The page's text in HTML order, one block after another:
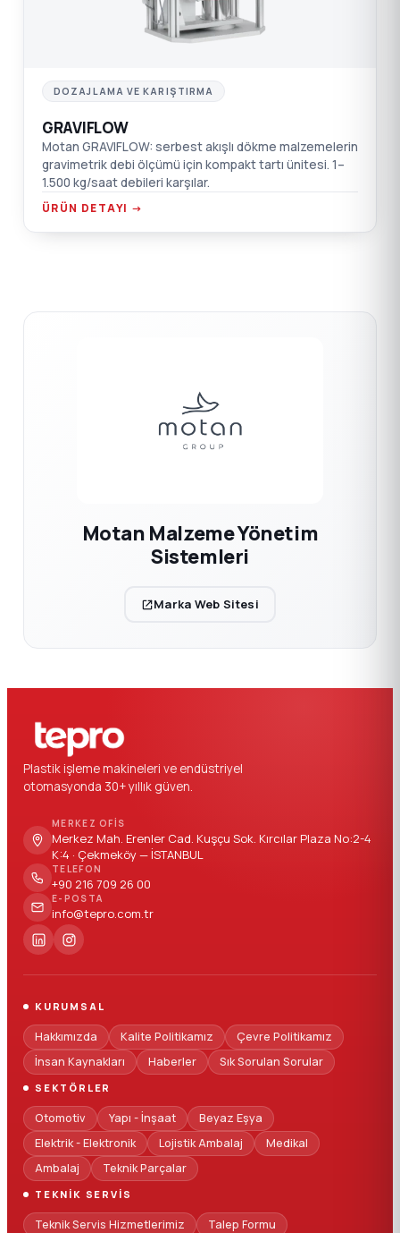
DOZAJLAMA VE KARIŞTIRMA
GRAVIFLOW
Motan GRAVIFLOW: serbest akışlı dökme malzemelerin
gravimetrik debi ölçümü için kompakt tartı ünitesi. 1–
1.500 kg/saat debileri karşılar.
ÜRÜN DETAYI →
Motan Malzeme Yönetim
Sistemleri
Marka Web Sitesi
Plastik işleme makineleri ve endüstriyel
otomasyonda 30+ yıllık güven.
MERKEZ OFIS
Merkez Mah. Erenler Cad. Kuşçu Sok. Kırcılar Plaza No:2-4
K:4 · Çekmeköy — İSTANBUL
TELEFON
+90 216 709 26 00
E-POSTA
info@tepro.com.tr
KURUMSAL
Hakkımızda Kalite Politikamız
Çevre Politikamız
İnsan Kaynakları
Haberler Sık Sorulan Sorular
SEKTÖRLER
Otomotiv Yapı - İnşaat
Beyaz Eşya
Elektrik - Elektronik
Lojistik Ambalaj
Medikal
Ambalaj
Teknik Parçalar
TEKNIK SERVIS
Teknik Servis Hizmetlerimiz Talep Formu